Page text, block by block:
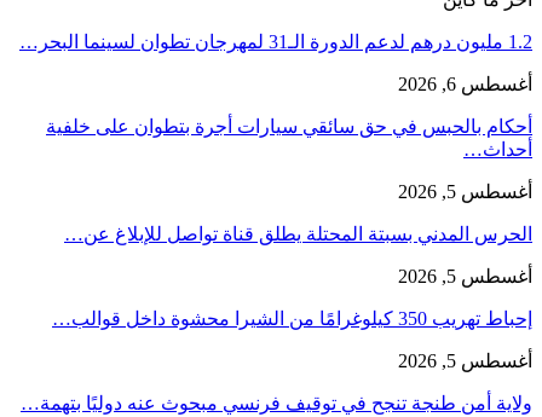
1.2 مليون درهم لدعم الدورة الـ31 لمهرجان تطوان لسينما البحر…
أغسطس 6, 2026
أحكام بالحبس في حق سائقي سيارات أجرة بتطوان على خلفية
أحداث…
أغسطس 5, 2026
الحرس المدني بسبتة المحتلة يطلق قناة تواصل للإبلاغ عن…
أغسطس 5, 2026
إحباط تهريب 350 كيلوغرامًا من الشيرا محشوة داخل قوالب…
أغسطس 5, 2026
ولاية أمن طنجة تنجح في توقيف فرنسي مبحوث عنه دوليًا بتهمة…